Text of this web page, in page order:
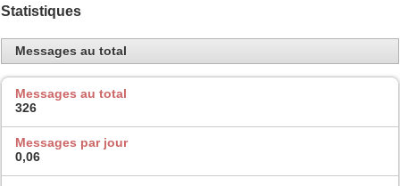
Statistiques
Messages au total
Messages au total
326
Messages par jour
0,06